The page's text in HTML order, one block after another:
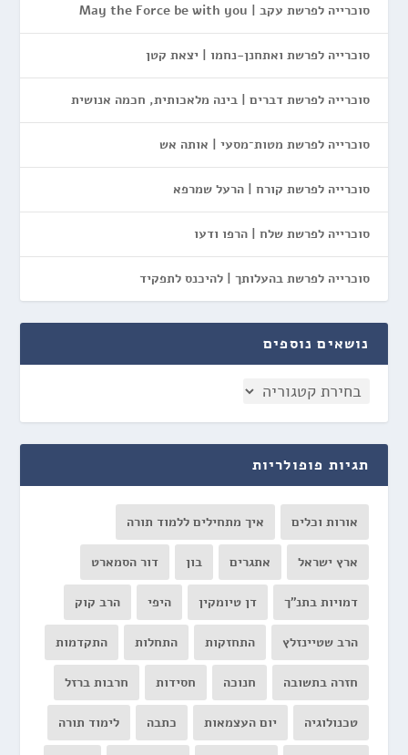
סוכרייה לפרשת עקב | May the Force be with you
סוכרייה לפרשת ואתחנן-נחמו | יצאת קטן
סוכרייה לפרשת דברים | בינה מלאכותית, חכמה אנושית
סוכרייה לפרשת מטות־מסעי | אותה אש
סוכרייה לפרשת קורח | הרעל שמרפא
סוכרייה לפרשת שלח | הרפו ודעו
סוכרייה לפרשת בהעלותך | להיכנס לתפקיד
נושאים נוספים
תגיות פופולריות
אורות וכלים איך מתחילים ללמוד תורה
ארץ ישראל אתגרים בון דור הסמארט
דמויות בתנ"ך דן טיומקין היפי הרב קוק
הרב שטיינזלץ התחזקות התחלות התקדמות
חזרה בתשובה חנוכה חסידות חרבות ברזל
טכנולוגיה יום העצמאות כתבה לימוד תורה